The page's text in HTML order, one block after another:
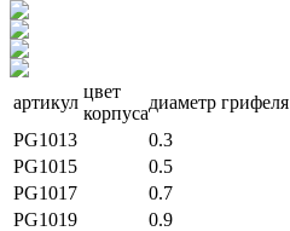
артикул
цвет
корпуса
диаметр грифеля
PG1013
0.3
PG1015
0.5
PG1017
0.7
PG1019
0.9